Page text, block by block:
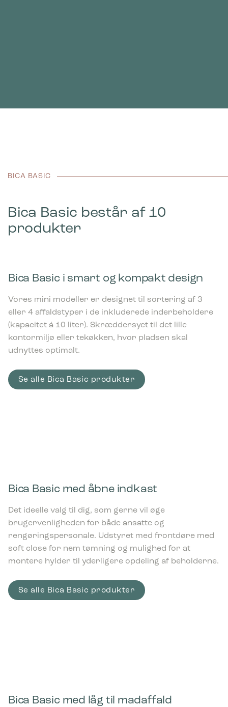
BICA BASIC
Bica Basic består af 10
produkter
Bica Basic i smart og kompakt design
Vores mini modeller er designet til sortering af 3
eller 4 affaldstyper i de inkluderede inderbeholdere
(kapacitet á 10 liter). Skræddersyet til det lille
kontormiljø eller tekøkken, hvor pladsen skal
udnyttes optimalt.
Se alle Bica Basic produkter
Bica Model 831 Affaldssortering 4×10
Bica Basic med åbne indkast
Det ideelle valg til dig, som gerne vil øge
brugervenligheden for både ansatte og
rengøringspersonale. Udstyret med frontdøre med
soft close for nem tømning og mulighed for at
montere hylder til yderligere opdeling af beholderne.
Se alle Bica Basic produkter
Bica Basic med låg til madaffald